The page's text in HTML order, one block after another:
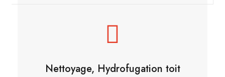
Nettoyage, Hydrofugation toit